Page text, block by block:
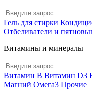
Гель для стирки
Отбеливатели и
Витамины и минералы
Витамин В Витамин D3
Магний Омега3 Прочие